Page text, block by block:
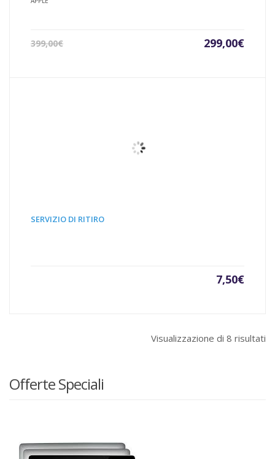
399,00€
Il
299,00€
Il
SERVIZIO DI RITIRO
7,50€
Visualizzazione di 8 risultati
Offerte Speciali